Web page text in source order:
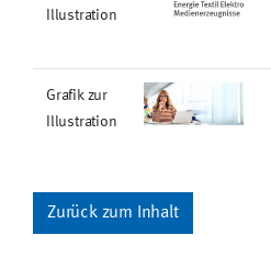
Illustration
Grafik zur
Illustration
Zurück zum Inhalt